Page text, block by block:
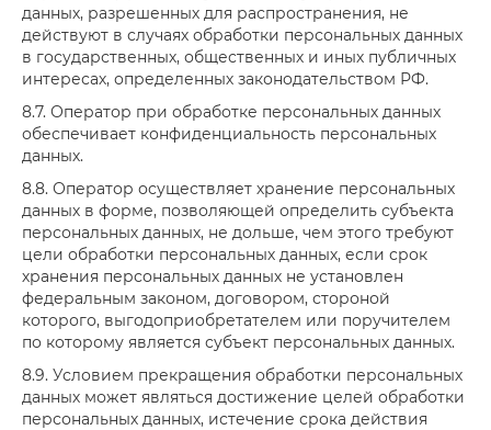
данных, разрешенных для распространения, не
действуют в случаях обработки персональных данных
в государственных, общественных и иных публичных
интересах, определенных законодательством РФ.
8.7. Оператор при обработке персональных данных
обеспечивает конфиденциальность персональных
данных.
8.8. Оператор осуществляет хранение персональных
данных в форме, позволяющей определить субъекта
персональных данных, не дольше, чем этого требуют
цели обработки персональных данных, если срок
хранения персональных данных не установлен
федеральным законом, договором, стороной
которого, выгодоприобретателем или поручителем
по которому является субъект персональных данных.
8.9. Условием прекращения обработки персональных
данных может являться достижение целей обработки
персональных данных, истечение срока действия